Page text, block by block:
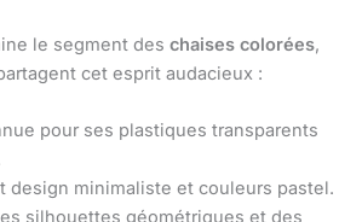
le segment des chaises colorées,
cet esprit audacieux :
pour ses plastiques transparents
design minimaliste et couleurs pastel.
silhouettes géométriques et des